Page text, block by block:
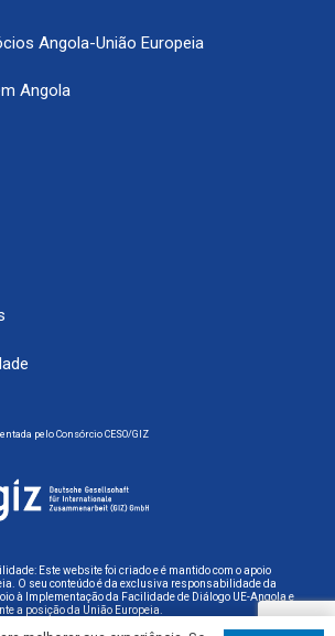
Angola-União Europeia
Angola
pelo Consórcio CESO/GIZ
Este website foi criado e é mantido com o apoio
O seu conteúdo é da exclusiva responsabilidade da
à Implementação da Facilidade de Diálogo UE-Angola e
a posição da União Europeia.